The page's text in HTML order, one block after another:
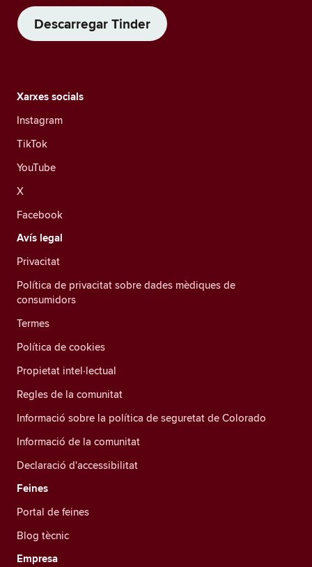
Descarregar Tinder
Xarxes socials
Instagram
TikTok
YouTube
X
Facebook
Avís legal
Privacitat
Política de privacitat sobre dades mèdiques de
consumidors
Termes
Política de cookies
Propietat intel·lectual
Regles de la comunitat
Informació sobre la política de seguretat de Colorado
Informació de la comunitat
Declaració d'accessibilitat
Feines
Portal de feines
Blog tècnic
Empresa